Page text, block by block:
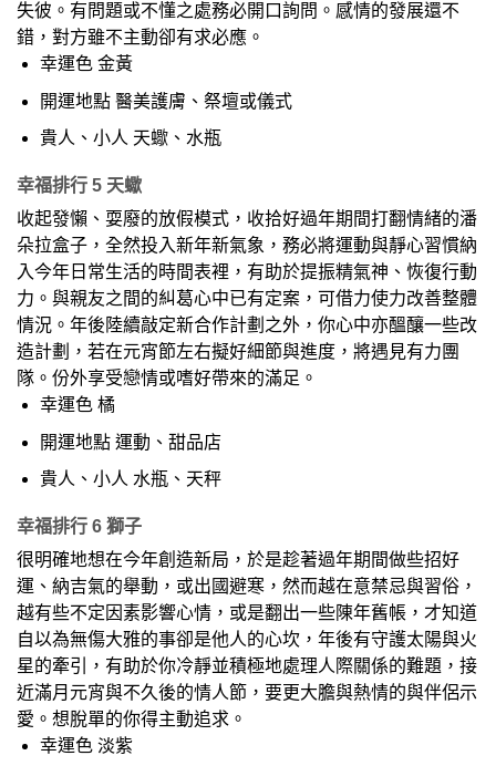
失彼。有問題或不懂之處務必開口詢問。感情的發展還不
錯，對方雖不主動卻有求必應。
幸運色 金黃
開運地點 醫美護膚、祭壇或儀式
貴人、小人 天蠍、水瓶
幸福排行 5 天蠍
收起發懶、耍廢的放假模式，收拾好過年期間打翻情緒的潘
朵拉盒子，全然投入新年新氣象，務必將運動與靜心習慣納
入今年日常生活的時間表裡，有助於提振精氣神、恢復行動
力。與親友之間的糾葛心中已有定案，可借力使力改善整體
情況。年後陸續敲定新合作計劃之外，你心中亦醞釀一些改
造計劃，若在元宵節左右擬好細節與進度，將遇見有力團
隊。份外享受戀情或嗜好帶來的滿足。
幸運色 橘
開運地點 運動、甜品店
貴人、小人 水瓶、天秤
幸福排行 6 獅子
很明確地想在今年創造新局，於是趁著過年期間做些招好
運、納吉氣的舉動，或出國避寒，然而越在意禁忌與習俗，
越有些不定因素影響心情，或是翻出一些陳年舊帳，才知道
自以為無傷大雅的事卻是他人的心坎，年後有守護太陽與火
星的牽引，有助於你冷靜並積極地處理人際關係的難題，接
近滿月元宵與不久後的情人節，要更大膽與熱情的與伴侶示
愛。想脫單的你得主動追求。
幸運色 淡紫